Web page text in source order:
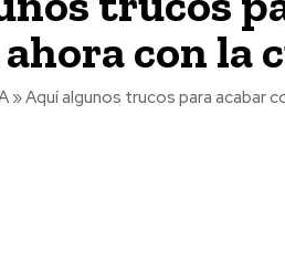
ahora con la
algunos trucos para acabar con la